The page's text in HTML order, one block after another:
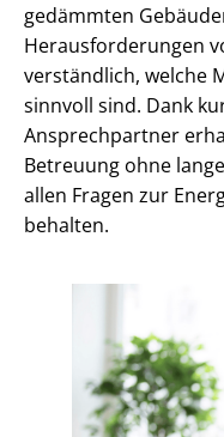
gedämmten
Her­aus­for­de­run­gen
verständlich, welche
sinnvoll sind. Dank
Ansprechpartner
Betreuung ohne
allen Fragen zur
behalten.